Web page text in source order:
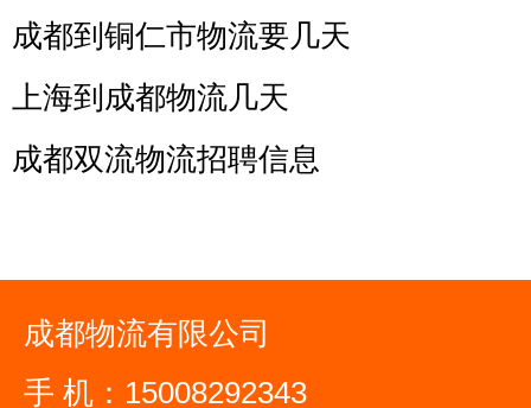
成都到铜仁市物流要几天
上海到成都物流几天
成都双流物流招聘信息
成都物流有限公司
手 机：15008292343